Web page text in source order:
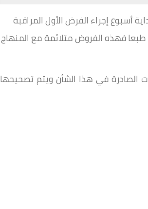
أسبوع إجراء الفرض الأول المراقبة
فهذه الفروض متلائمة مع المنهاج
الصادرة في هذا الشأن ويتم تصحيحها